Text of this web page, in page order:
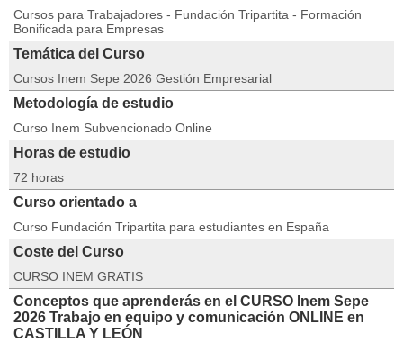
Cursos para Trabajadores - Fundación Tripartita - Formación
Bonificada para Empresas
Temática del Curso
Cursos Inem Sepe 2026 Gestión Empresarial
Metodología de estudio
Curso Inem Subvencionado Online
Horas de estudio
72 horas
Curso orientado a
Curso Fundación Tripartita para estudiantes en España
Coste del Curso
CURSO INEM GRATIS
Conceptos que aprenderás en el CURSO Inem Sepe
2026 Trabajo en equipo y comunicación ONLINE en
CASTILLA Y LEÓN